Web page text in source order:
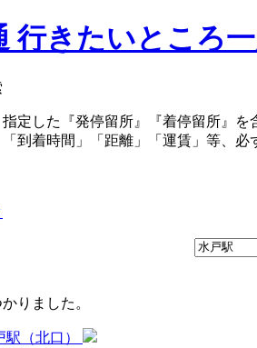
行きたいところ
定した『発停留所』『着停留所』を
「到着時間」「距離」「運賃」等、必
りました。
駅（北口）